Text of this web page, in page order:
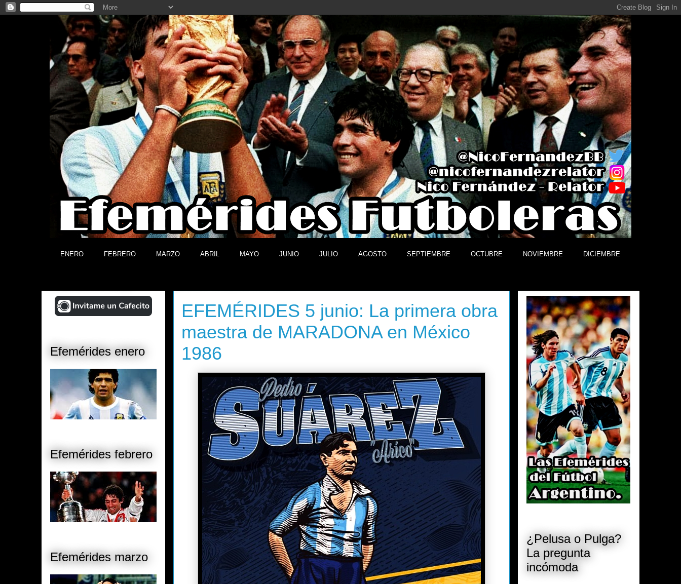
ENERO FEBRERO MARZO ABRIL MAYO JUNIO JULIO AGOSTO SEPTIEMBRE OCTUBRE NOVIEMBRE DICIEMBRE
EFEMÉRIDES 5 junio: La primera obra
maestra de MARADONA en México
1986
Efemérides enero
Efemérides febrero
Efemérides marzo
¿Pelusa o Pulga?
La pregunta
incómoda